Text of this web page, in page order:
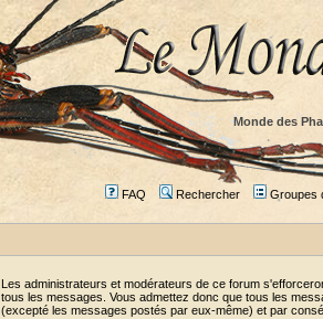
Monde des
FAQ Rechercher Groupes
Les administrateurs et modérateurs de ce forum
tous les messages. Vous admettez donc que tous les
(excepté les messages postés par eux-même) et par